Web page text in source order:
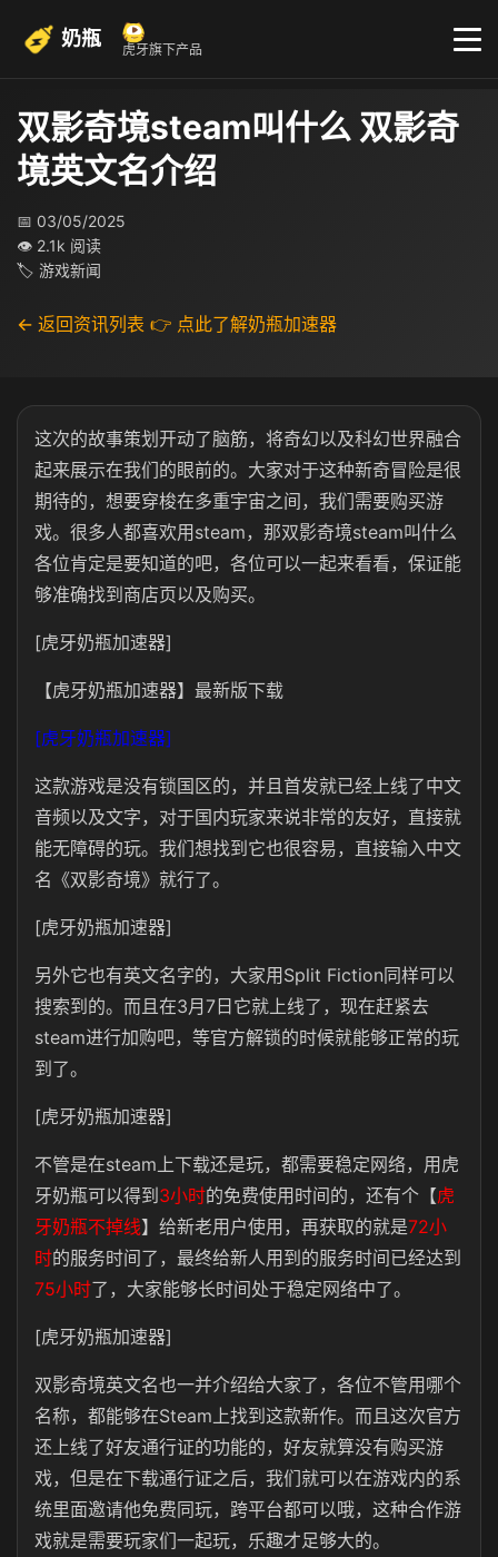
奶瓶 虎牙旗下产品
双影奇境steam叫什么 双影奇
境英文名介绍
📅 03/05/2025
👁 2.1k 阅读
🏷 游戏新闻
← 返回资讯列表 👉 点此了解奶瓶加速器
这次的故事策划开动了脑筋，将奇幻以及科幻世界融合
起来展示在我们的眼前的。大家对于这种新奇冒险是很
期待的，想要穿梭在多重宇宙之间，我们需要购买游
戏。很多人都喜欢用steam，那双影奇境steam叫什么
各位肯定是要知道的吧，各位可以一起来看看，保证能
够准确找到商店页以及购买。
[虎牙奶瓶加速器]
【虎牙奶瓶加速器】最新版下载
[虎牙奶瓶加速器]
这款游戏是没有锁国区的，并且首发就已经上线了中文
音频以及文字，对于国内玩家来说非常的友好，直接就
能无障碍的玩。我们想找到它也很容易，直接输入中文
名《双影奇境》就行了。
[虎牙奶瓶加速器]
另外它也有英文名字的，大家用Split Fiction同样可以
搜索到的。而且在3月7日它就上线了，现在赶紧去
steam进行加购吧，等官方解锁的时候就能够正常的玩
到了。
[虎牙奶瓶加速器]
不管是在steam上下载还是玩，都需要稳定网络，用虎
牙奶瓶可以得到 3小时的免费使用时间的，还有个【虎
牙奶瓶不掉线】给新老用户使用，再获取的就是72小
时的服务时间了，最终给新人用到的服务时间已经达到
75小时了，大家能够长时间处于稳定网络中了。
[虎牙奶瓶加速器]
双影奇境英文名也一并介绍给大家了，各位不管用哪个
名称，都能够在Steam上找到这款新作。而且这次官方
还上线了好友通行证的功能的，好友就算没有购买游
戏，但是在下载通行证之后，我们就可以在游戏内的系
统里面邀请他免费同玩，跨平台都可以哦，这种合作游
戏就是需要玩家们一起玩，乐趣才足够大的。